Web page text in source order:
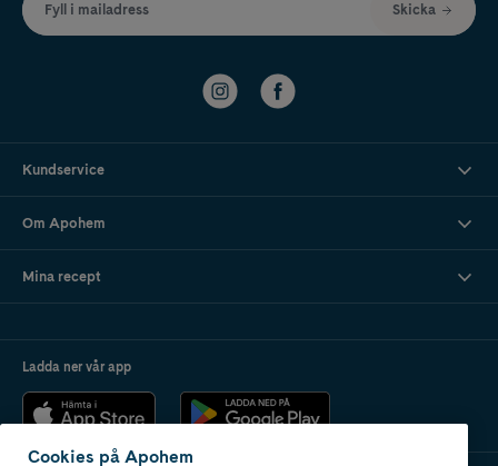
Fyll i mailadress Skicka
Kundservice
Om Apohem
Mina recept
Ladda ner vår app
Cookies på Apohem